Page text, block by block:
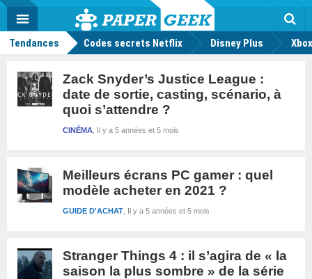
Actu
geek
MENU
Tendances Codes secrets Netflix Disney Plus
Zack Snyder’s Justice League :
date de sortie, casting, scénario, à
quoi s’attendre ?
Il y a 5 années et 5 mois
CINÉMA
Meilleurs écrans PC gamer : quel
modèle acheter en 2021 ?
Il y a 5 années et 5 mois
GUIDE D'ACHAT
Stranger Things 4 : il s’agira de « la
saison la plus sombre » de la série
Mode
FacebookTwitter Youtube